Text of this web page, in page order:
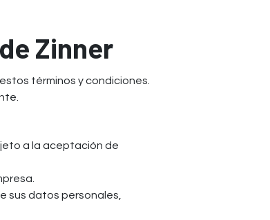
Zinner
términos y condiciones.
a la aceptación de
sus datos personales,